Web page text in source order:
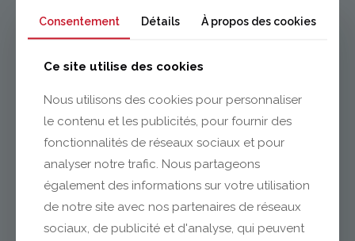
ENTRETIEN ET PROTECTION DES
BOIS
Consentement Détails À propos des cookies
Ce site utilise des cookies
Nous utilisons des cookies pour personnaliser
le contenu et les publicités, pour fournir des
fonctionnalités de réseaux sociaux et pour
analyser notre trafic. Nous partageons
également des informations sur votre utilisation
de notre site avec nos partenaires de réseaux
sociaux, de publicité et d'analyse, qui peuvent